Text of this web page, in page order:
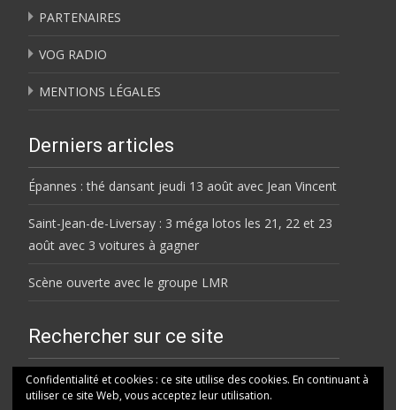
PARTENAIRES
VOG RADIO
MENTIONS LÉGALES
Derniers articles
Épannes : thé dansant jeudi 13 août avec Jean Vincent
Saint-Jean-de-Liversay : 3 méga lotos les 21, 22 et 23
août avec 3 voitures à gagner
Scène ouverte avec le groupe LMR
Rechercher sur ce site
Rechercher
Confidentialité et cookies : ce site utilise des cookies. En continuant à
utiliser ce site Web, vous acceptez leur utilisation.